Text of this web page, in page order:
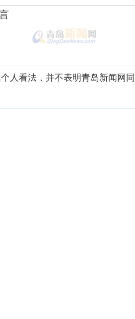
人看法，并不表明青岛新闻网